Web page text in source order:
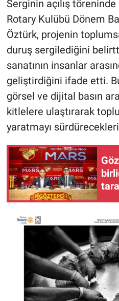
Serginin açılış
Rotary Kulübü Dönem
Öztürk, projenin
duruş sergilediğini
sanatının insanlar
geliştirdiğini ifade etti. Bu
görsel ve dijital basın
kitlelere ulaştırarak
yaratmayı